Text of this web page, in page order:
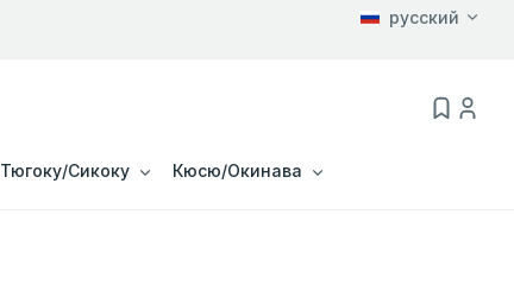
русский
Тюгоку/Сикоку Кюсю/Окинава